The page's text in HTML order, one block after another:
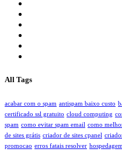
All Tags
acabar com o spam antispam baixo custo
certificado ssl gratuito cloud computing
spam como evitar spam email como
de sites grátis criador de sites cpanel
promocao erros fatais resolver